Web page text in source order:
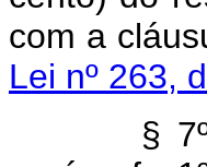
com a
Lei nº 263,
§ 7º